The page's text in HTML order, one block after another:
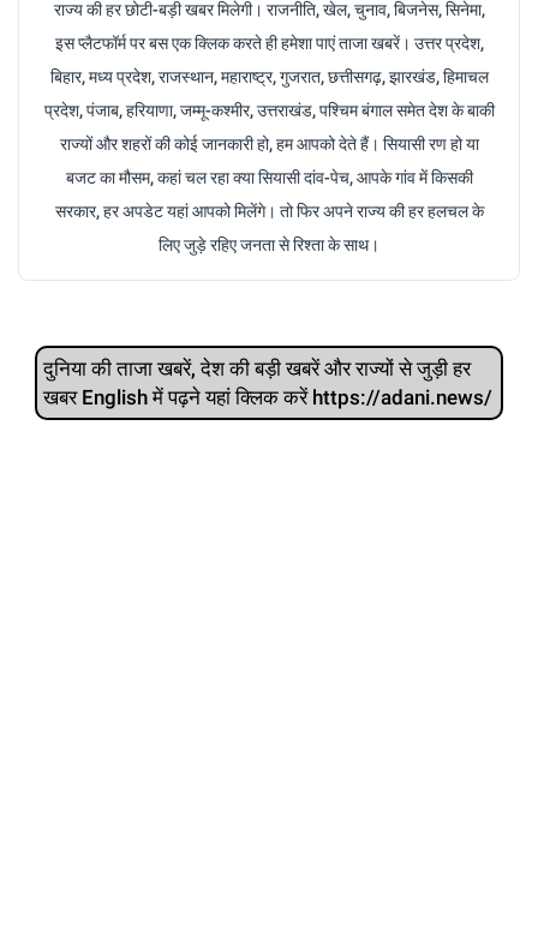
राज्य की हर छोटी-बड़ी खबर मिलेगी। राजनीति, खेल, चुनाव, बिजनेस, सिनेमा,
इस प्लैटफॉर्म पर बस एक क्लिक करते ही हमेशा पाएं ताजा खबरें। उत्तर प्रदेश,
बिहार, मध्य प्रदेश, राजस्थान, महाराष्ट्र, गुजरात, छत्तीसगढ़, झारखंड, हिमाचल
प्रदेश, पंजाब, हरियाणा, जम्मू-कश्मीर, उत्तराखंड, पश्चिम बंगाल समेत देश के बाकी
राज्यों और शहरों की कोई जानकारी हो, हम आपको देते हैं। सियासी रण हो या
बजट का मौसम, कहां चल रहा क्या सियासी दांव-पेच, आपके गांव में किसकी
सरकार, हर अपडेट यहां आपको मिलेंगे। तो फिर अपने राज्य की हर हलचल के
लिए जुड़े रहिए जनता से रिश्ता के साथ।
दुनिया की ताजा खबरें, देश की बड़ी खबरें और राज्‍यों से जुड़ी हर
खबर English में पढ़ने यहां क्लिक करें https://adani.news/